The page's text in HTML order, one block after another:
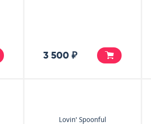
3 500 ₽
Lovin' Spoonful